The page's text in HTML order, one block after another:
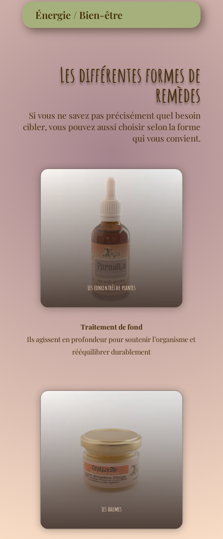
Énergie / Bien-être
Les différentes formes de
remèdes
Si vous ne savez pas précisément quel besoin
cibler, vous pouvez aussi choisir selon la forme
qui vous convient.
Les concentrés de plantes
Traitement de fond
Ils agissent en profondeur pour soutenir l’organisme et
rééquilibrer durablement
Les baumes